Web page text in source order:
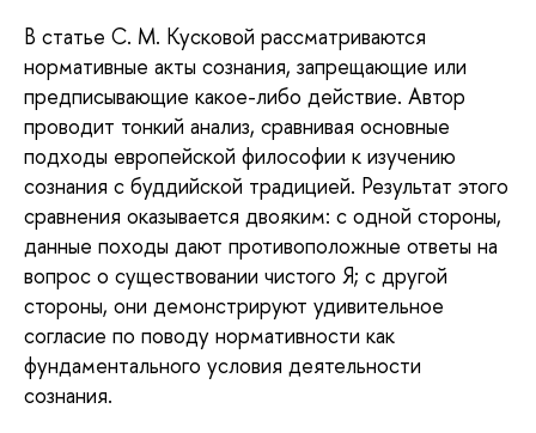
В статье С. М. Кусковой рассматриваются
нормативные акты сознания, запрещающие или
предписывающие какое-либо действие. Автор
проводит тонкий анализ, сравнивая основные
подходы европейской философии к изучению
сознания с буддийской традицией. Результат этого
сравнения оказывается двояким: с одной стороны,
данные походы дают противоположные ответы на
вопрос о существовании чистого Я; с другой
стороны, они демонстрируют удивительное
согласие по поводу нормативности как
фундаментального условия деятельности
сознания.